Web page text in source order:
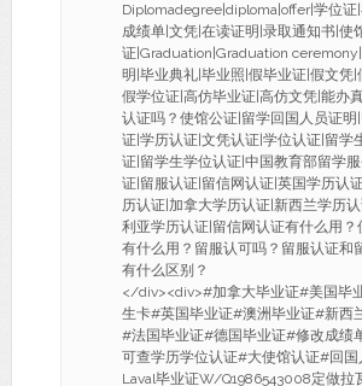
Diplomadegree|diploma|offer|学位证|
成绩单|文凭|在读证明|录取通知书|使
证|Graduation|Graduation
明|毕业典礼|毕业照|假毕业证|假文凭|
假学位证|高仿毕业证|高仿文凭|能办
认证吗？使馆公证|留学回国人员证明
证|学历认证|文凭认证|学位认证|留学
证|留学生学位认证|中国教育部留学
证|留服认证|留信网认证|英国学历认
历认证|加拿大学历认证|新西兰学历
利亚学历认证|留信网认证有什么用？
有什么用？留服认可吗？留服认证和
有什么区别？
</div><div>#加拿大毕业证#美国毕
生卡#英国毕业证#澳洲毕业证#新西
#法国毕业证#德国毕业证#修改成绩
可查学历学位认证#大使馆认证#回国
Laval毕业证W/Q1986543008定做拉